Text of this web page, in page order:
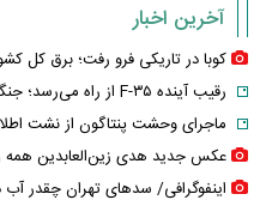
آخرین اخبار
کوبا در تاریکی فرو رفت؛ برق کل
رقیب آینده F-۳۵ از راه می‌رسد؛ جنگنده نسل ششمی چه مشخصاتی دارد؟
ماجرای وحشت پنتاگون از نشت
عکس جدید هدی زین‌العابدین همه
اینفوگرافی/ سدهای تهران چقدر آب